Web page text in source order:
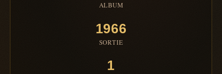
ALBUM
1966
SORTIE
1